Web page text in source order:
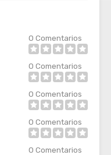
0 Comentarios
0 Comentarios
0 Comentarios
0 Comentarios
0 Comentarios